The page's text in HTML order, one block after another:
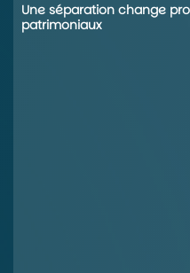
Une séparation change
patrimoniaux